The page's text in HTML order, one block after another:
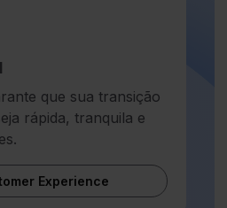
que sua transição
rápida, tranquila e
Experience